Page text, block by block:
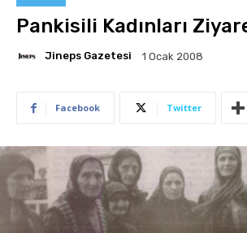
Pankisili Kadınları
Jineps Gazetesi 1 Ocak 2008
Facebook Twitter